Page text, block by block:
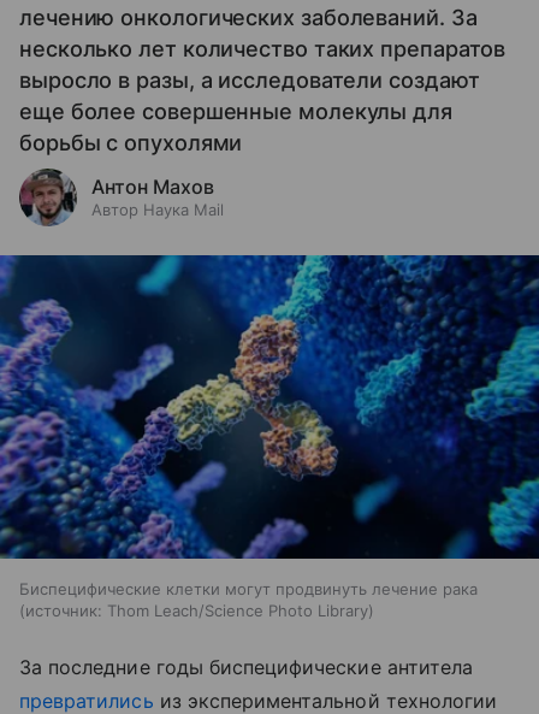
лечению онкологических заболеваний. За
несколько лет количество таких препаратов
выросло в разы, а исследователи создают
еще более совершенные молекулы для
борьбы с опухолями
Антон Махов
Автор Наука Mail
Биспецифические клетки могут продвинуть лечение рака
источник: Thom Leach/Science Photo Library
За последние годы биспецифические антитела
превратились из экспериментальной технологии